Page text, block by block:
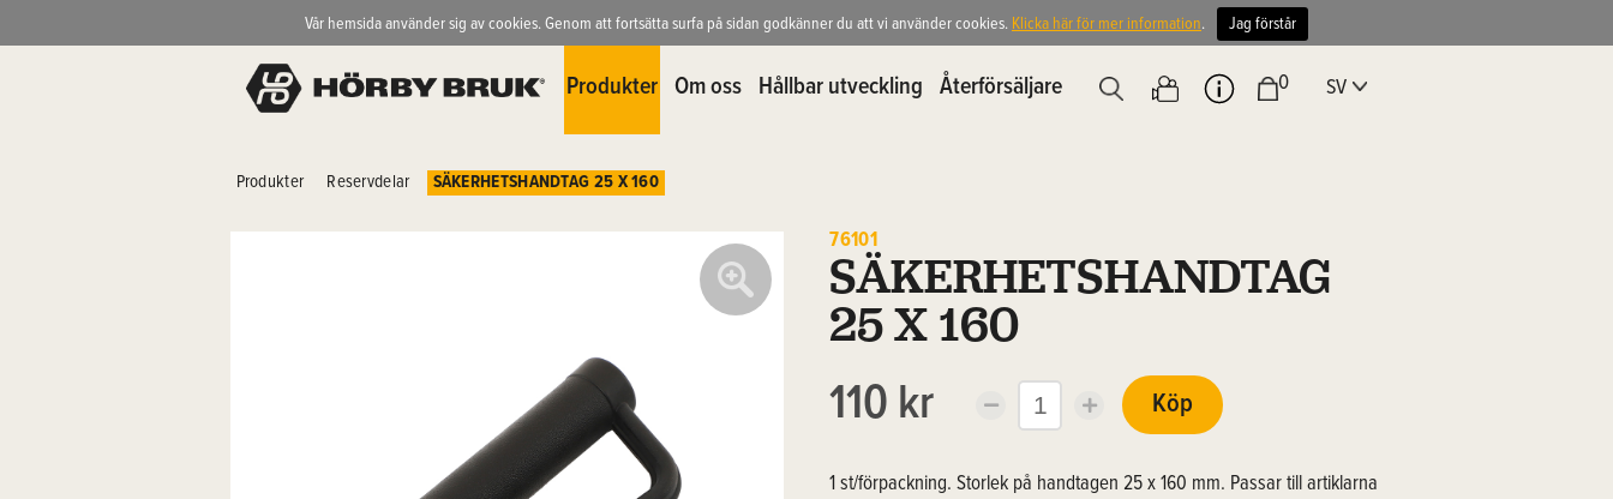
Återförsäljare
Hållbar utveckling
Om oss
Produkter 0 SV
Produkter Reservdelar SÄKERHETSHANDTAG 25 X 160
76101
SÄKERHETSHANDTAG
25 X 160
110 kr
Köp
1 st/förpackning. Storlek på handtagen 25 x 160 mm. Passar till artiklarna
Vår hemsida använder sig av cookies. Genom att fortsätta surfa på sidan godkänner du att vi använder cookies. Klicka här för mer information. Jag förstår